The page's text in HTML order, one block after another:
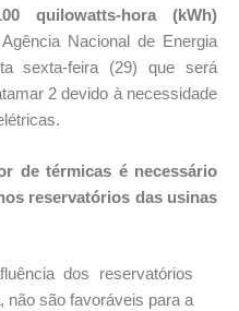
quilowatts-hora (kWh)
Nacional de Energia
sexta-feira (29) que será
2 devido à necessidade
de térmicas é necessário
reservatórios das usinas
dos reservatórios
não são favoráveis para a